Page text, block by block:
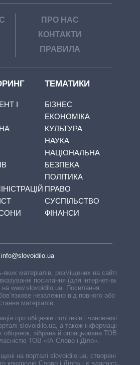
ПРО НАС
КОНТАКТИ
ПРАВИЛА
І
ТЕМАТИКИ
БІЗНЕС
ЕКОНОМІКА
КУЛЬТУРА
НАУКА
НАЦІОНАЛЬНА
БЕЗПЕКА
ПОЛІТИКА
ПРАВО
СУСПІЛЬСТВО
ФІНАНСИ
info@slovoidilo.ua
матеріалів, розміщених на сайті,
посилання (для інтернет-видань
www.slovoidilo.ua. Посилання
незалежно від повного або
матеріалів.
про обіцянки політиків і чиновників,
slovoidilo.ua, а також інформація про
зібрана й опрацьована ТОВ «ІА
ТОВ «ІА Слово і Діло».
на порталі slovoidilo.ua, створені ГО
контролю Слово і Діло» і є власністю